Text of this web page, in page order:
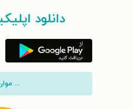
دانلود
...